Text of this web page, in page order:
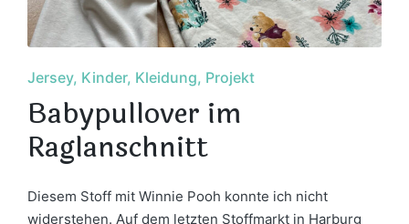
Posted
in
Jersey Kinder Kleidung Projekt
Babypullover im
Raglanschnitt
Diesem Stoff mit Winnie Pooh konnte ich nicht
widerstehen. Auf dem letzten Stoffmarkt in Harburg